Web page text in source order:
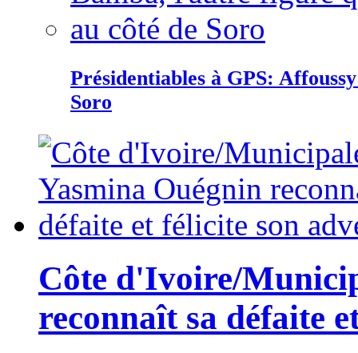
Présidentiables à GPS:
Soro
Côte d'Ivoire/
reconnaît sa défaite